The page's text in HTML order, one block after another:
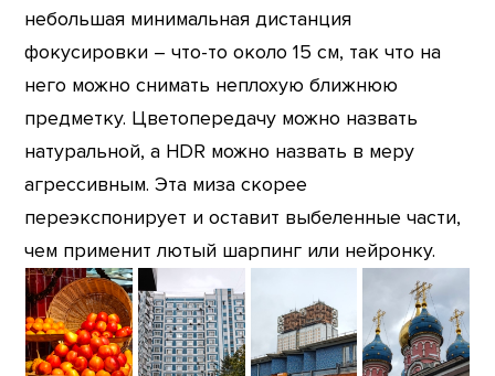
небольшая минимальная дистанция
фокусировки – что-то около 15 см, так что на
него можно снимать неплохую ближнюю
предметку. Цветопередачу можно назвать
натуральной, а HDR можно назвать в меру
агрессивным. Эта миза скорее
переэкспонирует и оставит выбеленные части,
чем применит лютый шарпинг или нейронку.